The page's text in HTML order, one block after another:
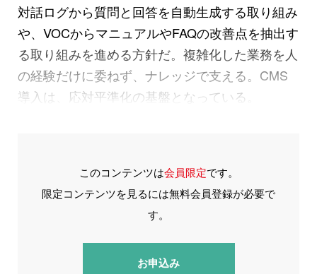
対話ログから質問と回答を自動生成する取り組み
や、VOCからマニュアルやFAQの改善点を抽出す
る取り組みを進める方針だ。複雑化した業務を人
の経験だけに委ねず、ナレッジで支える。CMS
導入は、応対平準化の基盤となっている。
このコンテンツは会員限定です。
限定コンテンツを見るには無料会員登録が必要で
す。
お申込み